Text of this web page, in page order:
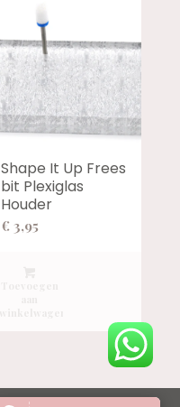
Shape It Up Frees
bit Plexiglas
Houder
€ 3,95